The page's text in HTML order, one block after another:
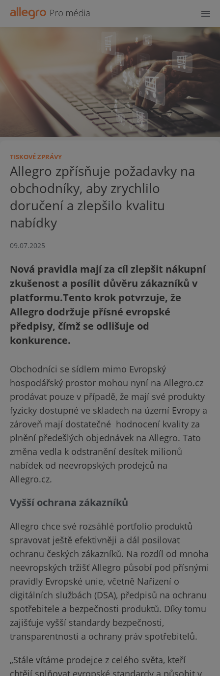
TISKOVÉ ZPRÁVY
Allegro zpřísňuje požadavky na
obchodníky, aby zrychlilo
doručení a zlepšilo kvalitu
nabídky
09.07.2025
Nová pravidla mají za cíl zlepšit nákupní
zkušenost a posílit důvěru zákazníků v
platformu.Tento krok potvrzuje, že
Allegro dodržuje přísné evropské
předpisy, čímž se odlišuje od
konkurence.
Obchodníci se sídlem mimo Evropský
hospodářský prostor mohou nyní na Allegro.cz
prodávat pouze v případě, že mají své produkty
fyzicky dostupné ve skladech na území Evropy a
zároveň mají dostatečné hodnocení kvality za
plnění předešlých objednávek na Allegro. Tato
změna vedla k odstranění desítek milionů
nabídek od neevropských prodejců na
Allegro.cz.
Vyšší ochrana zákazníků
Allegro chce své rozsáhlé portfolio produktů
spravovat ještě efektivněji a dál posilovat
ochranu českých zákazníků. Na rozdíl od mnoha
neevropských tržišť Allegro působí pod přísnými
pravidly Evropské unie, včetně Nařízení o
digitálních službách (DSA), předpisů na ochranu
spotřebitele a bezpečnosti produktů. Díky tomu
zajišťuje vyšší standardy bezpečnosti,
transparentnosti a ochrany práv spotřebitelů.
„Stále vítáme prodejce z celého světa, kteří
chtějí splňovat evropské standardy a působit v